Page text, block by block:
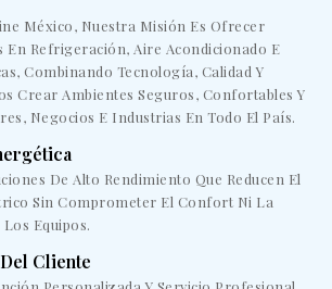
México, Nuestra Misión Es Ofrecer
En Refrigeración, Aire Acondicionado E
Combinando Tecnología, Calidad Y
Crear Ambientes Seguros, Confortables Y
Negocios E Industrias En Todo El País.
De Alto Rendimiento Que Reducen El
Sin Comprometer El Confort Ni La
Equipos.
Cliente